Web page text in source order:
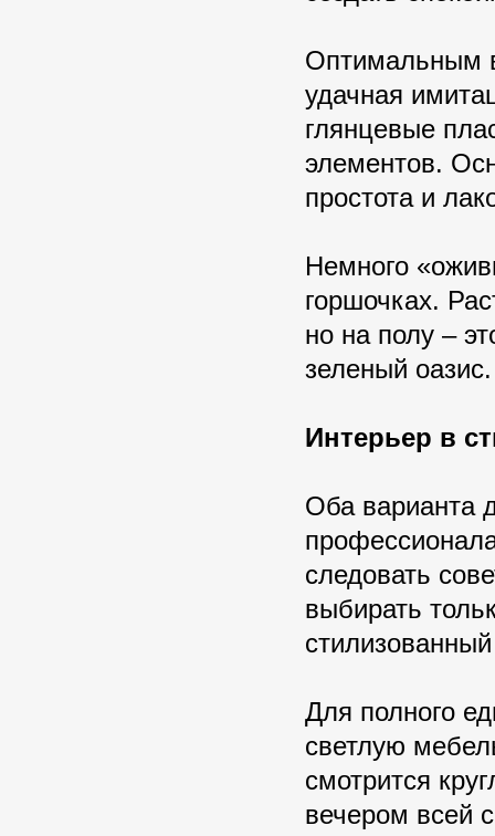
Оптимальным
удачная
глянцевые
элементов.
простота и
Немного
горшочках.
но на полу –
зеленый
Интерьер в
Оба варианта
следовать
выбирать
Для полного
светлую
смотрится
вечером всей